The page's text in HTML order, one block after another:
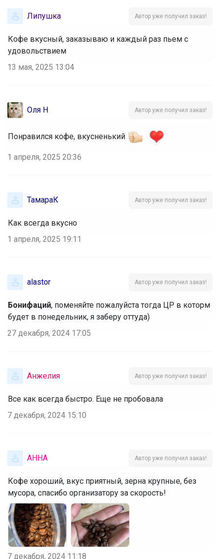
Липушка Автор уже получил заказ!
Кофе вкусный, заказываю и каждый раз пьем с
удовольствием
13 мая, 2025 13:04
Оля Н Автор уже получил заказ!
Понравился кофе, вкусненький
1 апреля, 2025 20:36
ТамараК Автор уже получил заказ!
Как всегда вкусно
1 апреля, 2025 19:11
alastor Автор уже получил заказ!
Бонифаций, поменяйте пожалуйста тогда ЦР в которм
будет в понедельник, я заберу оттуда)
27 декабря, 2024 17:05
Анжелия Автор уже получил заказ!
Все как всегда быстро. Еще не пробовала
7 декабря, 2024 15:10
AHHA Автор уже получил заказ!
Кофе хороший, вкус приятный, зерна крупные, без
мусора, спасибо организатору за скорость!
7 декабря, 2024 11:18